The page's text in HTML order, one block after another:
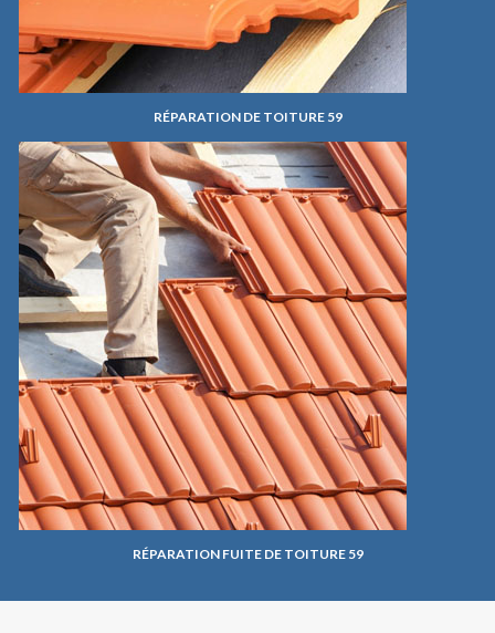
RÉPARATION DE TOITURE 59
RÉPARATION FUITE DE TOITURE 59